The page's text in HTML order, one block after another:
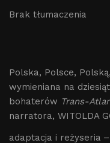
Brak tłumaczenia
Polska, Polsce,
wymieniana na
bohaterów Trans-
narratora, WITOLDA
adaptacja i reżyseria –